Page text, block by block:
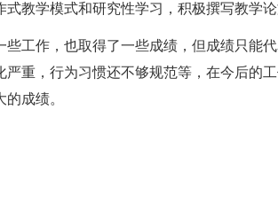
教学模式和研究性学习，积极撰写教学论
些工作，也取得了一些成绩，但成绩只能
严重，行为习惯还不够规范等，在今后的
成绩。